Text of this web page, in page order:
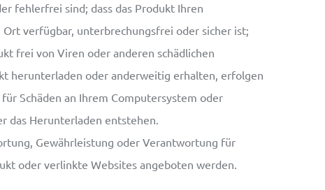
fehlerfrei sind; dass das Produkt Ihren
verfügbar, unterbrechungsfrei oder sicher ist;
frei von Viren oder anderen schädlichen
herunterladen oder anderweitig erhalten, erfolgen
Schäden an Ihrem Computersystem oder
das Herunterladen entstehen.
Gewährleistung oder Verantwortung für
oder verlinkte Websites angeboten werden.